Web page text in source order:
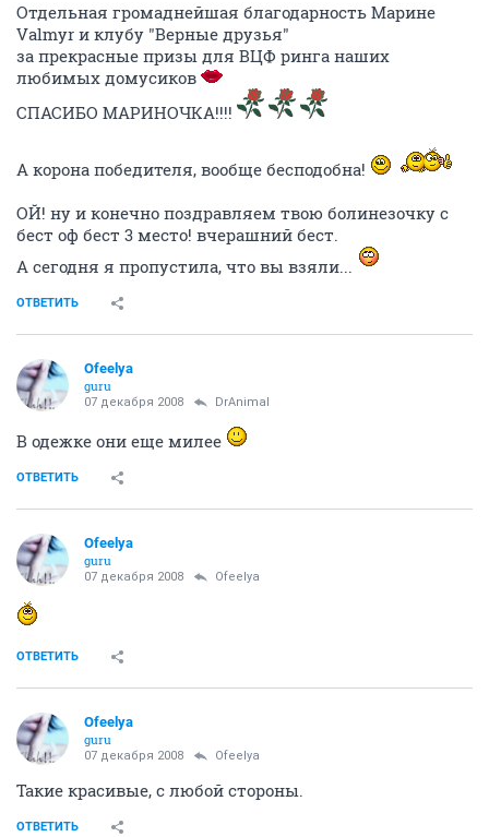
Отдельная громаднейшая благодарность Марине
Valmyr и клубу "Верные друзья"
за прекрасные призы для ВЦФ ринга наших
любимых домусиков
СПАСИБО МАРИНОЧКА!!!!
А корона победителя, вообще бесподобна!
ОЙ! ну и конечно поздравляем твою болинезочку с
бест оф бест 3 место! вчерашний бест.
А сегодня я пропустила, что вы взяли...
ОТВЕТИТЬ
Ofeelya
guru
07 декабря 2008 DrAnimal
В одежке они еще милее
ОТВЕТИТЬ
Ofeelya
guru
07 декабря 2008 Ofeelya
ОТВЕТИТЬ
Ofeelya
guru
07 декабря 2008 Ofeelya
Такие красивые, с любой стороны.
ОТВЕТИТЬ